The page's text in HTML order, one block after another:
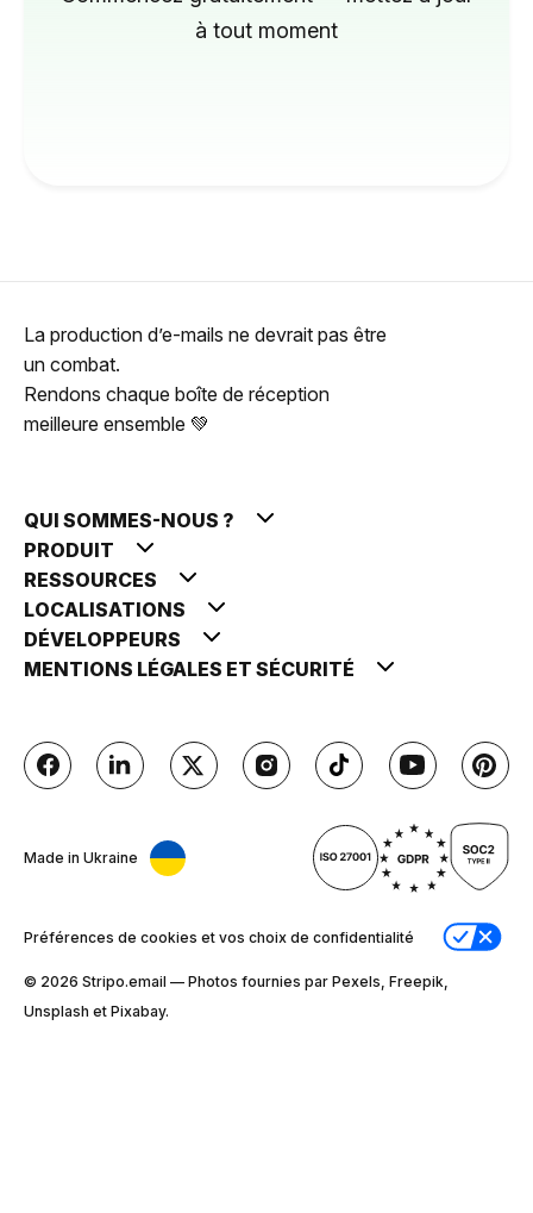
à tout moment
La production d’e-mails ne devrait pas être
un combat.
Rendons chaque boîte de réception
meilleure ensemble 💚
QUI SOMMES-NOUS ?
PRODUIT
RESSOURCES
LOCALISATIONS
DÉVELOPPEURS
MENTIONS LÉGALES ET SÉCURITÉ
Made in Ukraine
Préférences de cookies et vos choix de confidentialité
© 2026 Stripо.email — Photos fournies par Pexels, Freepik,
Unsplash et Pixabay.